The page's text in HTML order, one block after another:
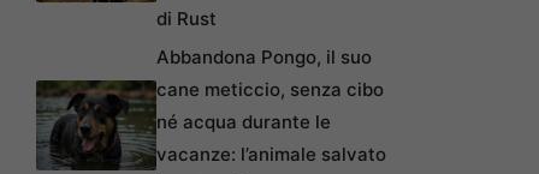
di Rust
Abbandona Pongo, il suo
cane meticcio, senza cibo
né acqua durante le
vacanze: l’animale salvato